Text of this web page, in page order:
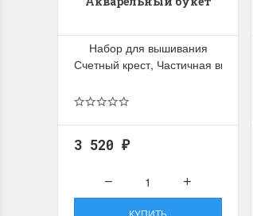
Набор для вышивания
Счетный крест, Частичная вышивка
3 520 ₽